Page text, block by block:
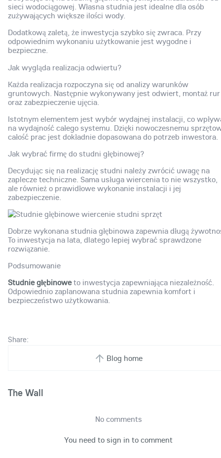
sieci wodociągowej. Własna studnia jest idealne dla osób
zużywających większe ilości wody.
Dodatkową zaletą, że inwestycja szybko się zwraca. Przy
odpowiednim wykonaniu użytkowanie jest wygodne i
bezpieczne.
Jak wygląda realizacja odwiertu?
Każda realizacja rozpoczyna się od analizy warunków
gruntowych. Następnie wykonywany jest odwiert, montaż rur
oraz zabezpieczenie ujęcia.
Istotnym elementem jest wybór wydajnej instalacji, co
na wydajność całego systemu. Dzięki nowoczesnemu
całość prac jest dokładnie dopasowana do potrzeb inwestora.
Jak wybrać firmę do studni głębinowej?
Decydując się na realizację studni należy zwrócić uwagę na
zaplecze techniczne. Sama usługa wiercenia to nie wszystko,
ale również o prawidłowe wykonanie instalacji i jej
zabezpieczenie.
Dobrze wykonana studnia głębinowa zapewnia długą
To inwestycja na lata, dlatego lepiej wybrać sprawdzone
rozwiązanie.
Podsumowanie
Studnie głębinoweto inwestycja zapewniająca niezależność.
Odpowiednio zaplanowana studnia zapewnia komfort i
bezpieczeństwo użytkowania.
Share:
Blog home
The Wall
No comments
You need to sign in to comment